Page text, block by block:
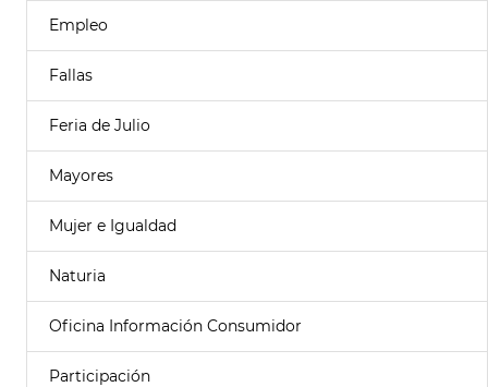
Empleo
Fallas
Feria de Julio
Mayores
Mujer e Igualdad
Naturia
Oficina Información Consumidor
Participación